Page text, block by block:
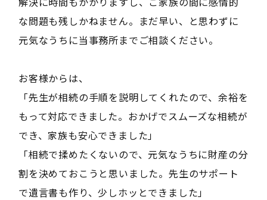
な問題も残しかねません。まだ早い、と思わずに
元気なうちに当事務所までご相談ください。
お客様からは、
「先生が相続の手順を説明してくれたので、余裕を
もって対応できました。おかげでスムーズな相続が
でき、家族も安心できました」
「相続で揉めたくないので、元気なうちに財産の分
割を決めておこうと思いました。先生のサポート
で遺言書も作り、少しホッとできました」